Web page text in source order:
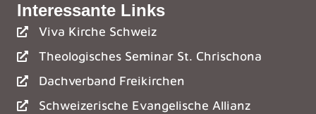
Interessante Links
Viva Kirche Schweiz
Theologisches Seminar St. Chrischona
Dachverband Freikirchen
Schweizerische Evangelische Allianz